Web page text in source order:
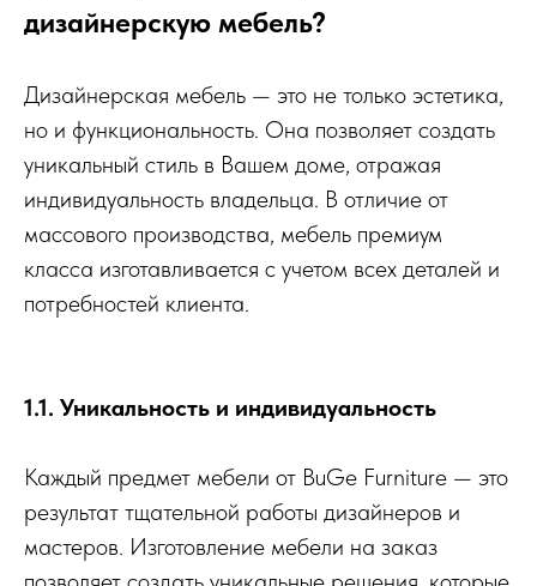
дизайнерскую мебель?
Дизайнерская мебель — это не только эстетика,
но и функциональность. Она позволяет создать
уникальный стиль в Вашем доме, отражая
индивидуальность владельца. В отличие от
массового производства, мебель премиум
класса изготавливается с учетом всех деталей и
потребностей клиента.
1.1. Уникальность и индивидуальность
Каждый предмет мебели от BuGe Furniture — это
результат тщательной работы дизайнеров и
мастеров. Изготовление мебели на заказ